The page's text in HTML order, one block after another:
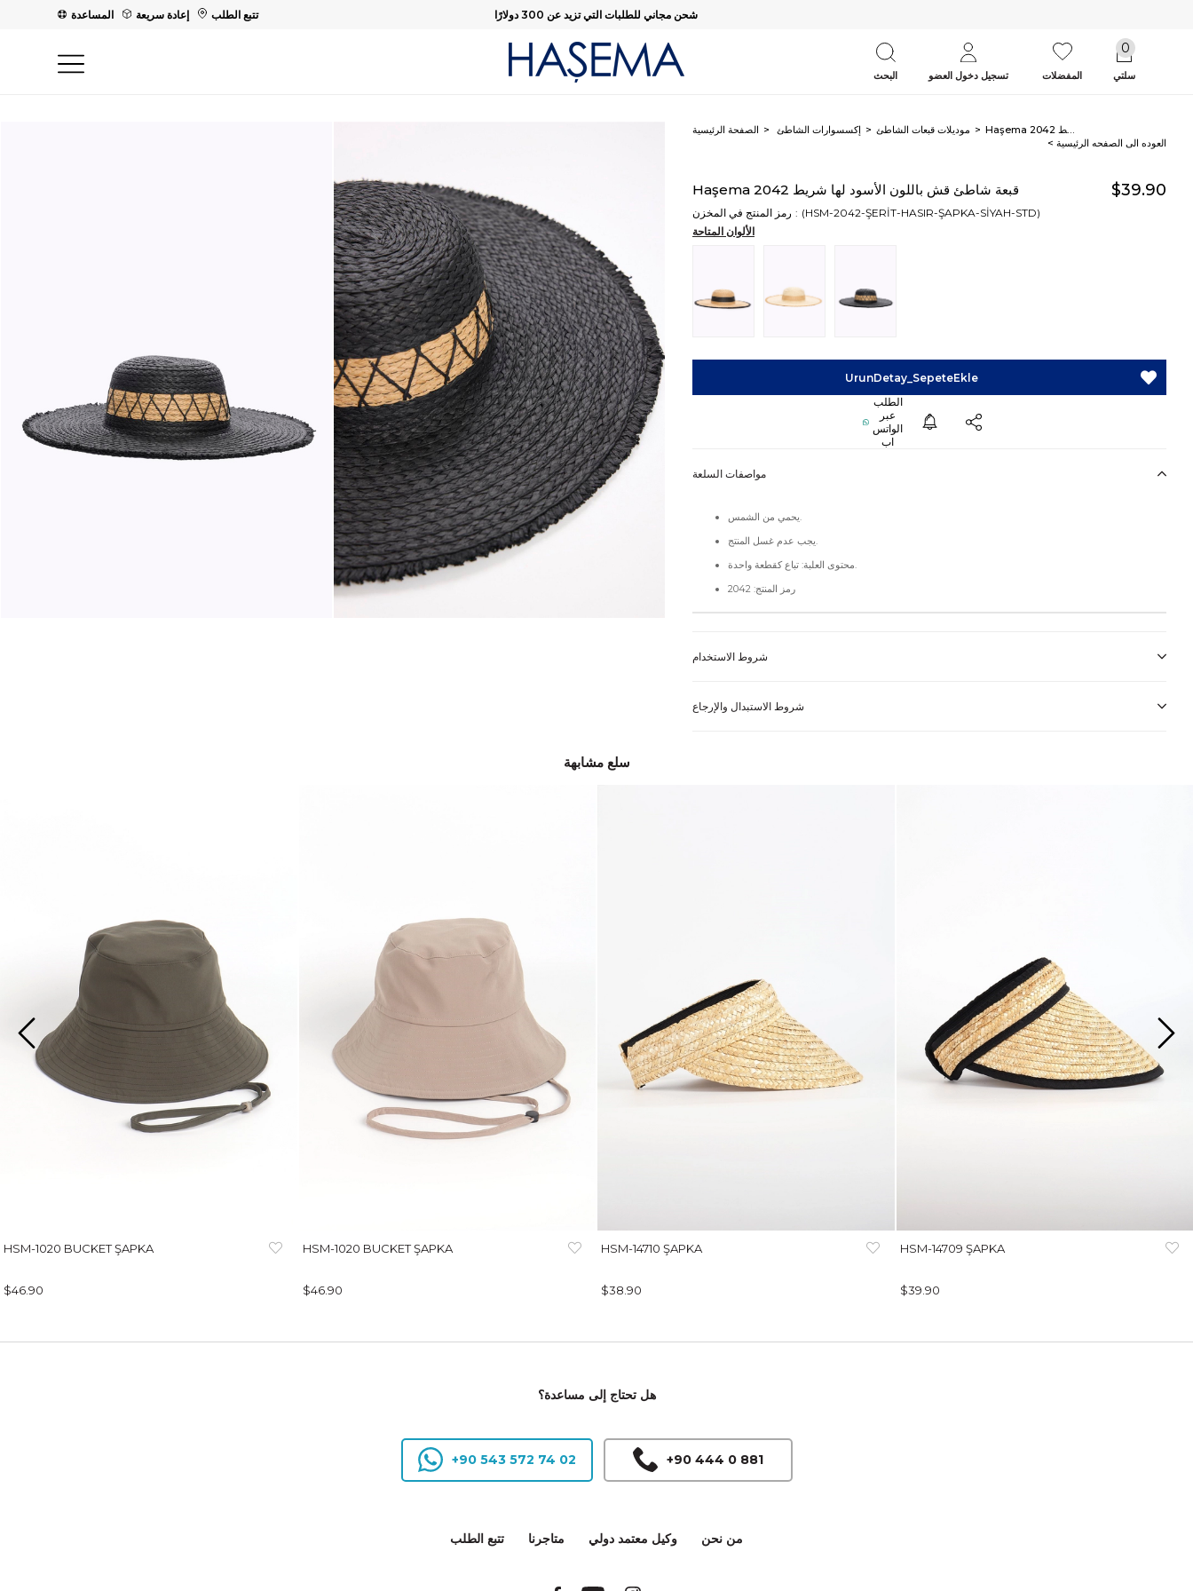
المساعدة إعادة سريعة تتبع الطلب شحن مجاني للطلبات التي تزيد عن 300 دولارًا
سلتي
0
البحث المفضلات تسجيل دخول العضو
الصفحة الرئيسية إكسسوارات الشاطئ موديلات قبعات الشاطئ
Haşema قبعة شاطئ قش باللون الأسود لها شريط 2042
< العوده‌ الی الصفحه‌ الرئیسیة
Haşema قبعة شاطئ قش باللون الأسود لها شريط 2042 $39.90
رمز المنتج في المخزن
(HSM-2042-ŞERİT-HASIR-ŞAPKA-SİYAH-STD)
الألوان المتاحة
مواصفات السلعة
يحمي من الشمس.
يجب عدم غسل المنتج.
محتوى العلبة: تباع كقطعة واحدة.
رمز المنتج: 2042
شروط الاستخدام
شروط الاستبدال والإرجاع
سلع مشابهة
HSM-1020 BUCKET ŞAPKA
$46.90
HSM-1020 BUCKET ŞAPKA
$46.90
HSM-14710 ŞAPKA
$38.90
HSM-14709 ŞAPKA
$39.90
هل تحتاج إلى مساعدة؟
+90 543 572 74 02 +90 444 0 881
تتبع الطلب متاجرنا وكيل معتمد دولي من نحن